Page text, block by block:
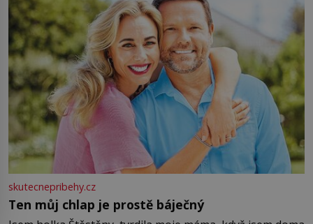
skutecnepribehy.cz
Ten můj chlap je prostě báječný